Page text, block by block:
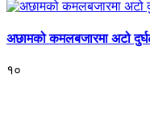
अछामको कमलबजारमा अटो
१०